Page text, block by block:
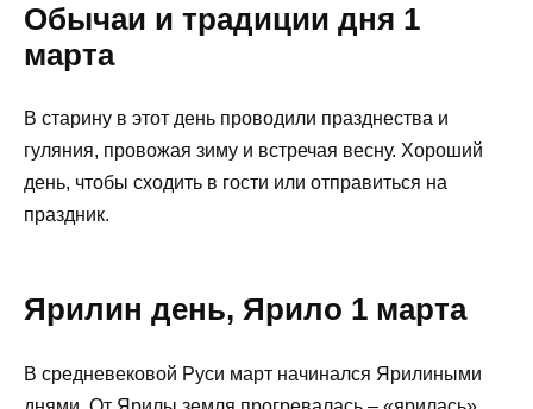
Обычаи и традиции дня 1
марта
В старину в этот день проводили празднества и
гуляния, провожая зиму и встречая весну. Хороший
день, чтобы сходить в гости или отправиться на
праздник.
Ярилин день, Ярило 1 марта
В средневековой Руси март начинался Ярилиными